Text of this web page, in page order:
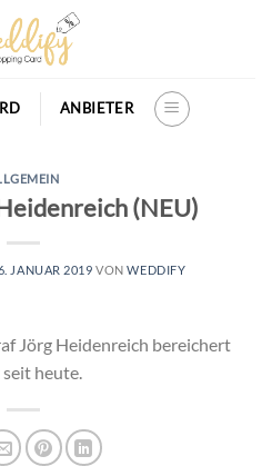
ANBIETER
(NEU)
JANUAR 2019 VONWEDDIFY
Jörg Heidenreich bereichert
heute.